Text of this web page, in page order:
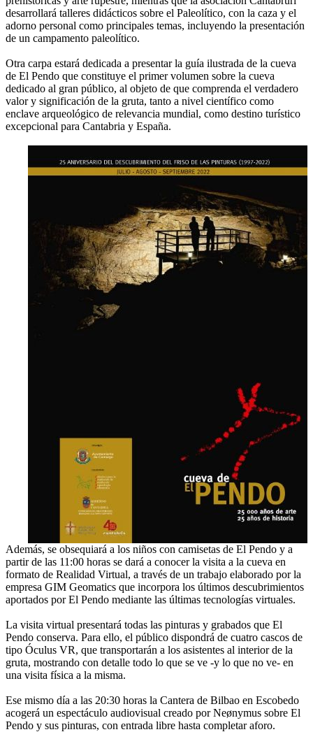
desarrollará talleres didácticos sobre el Paleolítico, con la caza y el
adorno personal como principales temas, incluyendo la presentación
de un campamento paleolítico.
Otra carpa estará dedicada a presentar la guía ilustrada de la cueva
de El Pendo que constituye el primer volumen sobre la cueva
dedicado al gran público, al objeto de que comprenda el verdadero
valor y significación de la gruta, tanto a nivel científico como
enclave arqueológico de relevancia mundial, como destino turístico
excepcional para Cantabria y España.
Además, se obsequiará a los niños con camisetas de El Pendo y a
partir de las 11:00 horas se dará a conocer la visita a la cueva en
formato de Realidad Virtual, a través de un trabajo elaborado por la
empresa GIM Geomatics que incorpora los últimos descubrimientos
aportados por El Pendo mediante las últimas tecnologías virtuales.
La visita virtual presentará todas las pinturas y grabados que El
Pendo conserva. Para ello, el público dispondrá de cuatro cascos de
tipo Óculus VR, que transportarán a los asistentes al interior de la
gruta, mostrando con detalle todo lo que se ve -y lo que no ve- en
una visita física a la misma.
Ese mismo día a las 20:30 horas la Cantera de Bilbao en Escobedo
acogerá un espectáculo audiovisual creado por Neønymus sobre El
Pendo y sus pinturas, con entrada libre hasta completar aforo.